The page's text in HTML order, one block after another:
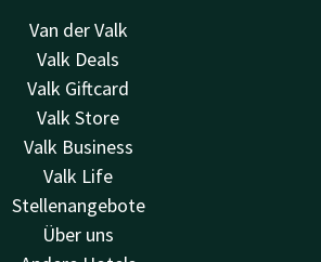
Van der Valk
Valk Deals
Valk Giftcard
Valk Store
Valk Business
Valk Life
Stellenangebote
Über uns